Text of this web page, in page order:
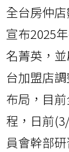
全台房仲
宣布2025
名菁英，
台加盟店
布局，目
程，日前
員會幹部